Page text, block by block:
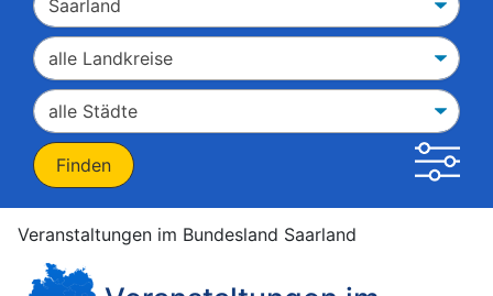
Veranstaltungen im Bundesland Saarland